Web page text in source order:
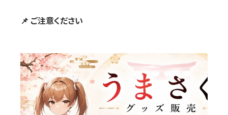
📌 ご注意ください